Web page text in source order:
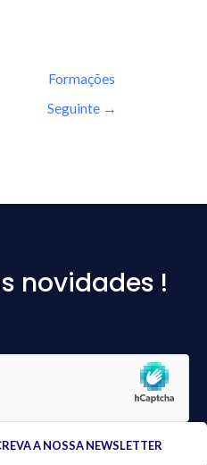
Formações
Seguinte →
novidades !